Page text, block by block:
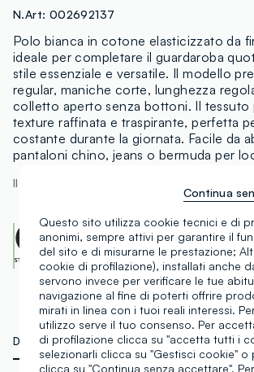
N.Art: 002692137
Polo bianca in cotone elasticizzato da
ideale per completare il guardaroba
stile essenziale e versatile. Il modello
regular, maniche corte, lunghezza
colletto aperto senza bottoni. Il tessuto
texture raffinata e traspirante, perfetta
costante durante la giornata. Facile da
pantaloni chino, jeans o bermuda per
Il modello è alto 186 cm ed indossa una L
OEKO-TEX class I
CENTROCOT:0906991.O
Scopri di più
DETTAGLI TECNICI MATERIALI E
Questo sito utilizza cookie tecnici e di
anonimi, sempre attivi per garantire il
del sito e di misurarne le prestazione;
cookie di profilazione), installati anche
servono invece per verificare le tue
navigazione al fine di poterti offrire
mirati in linea con i tuoi reali interessi.
utilizzo serve il tuo consenso. Per
di profilazione clicca su "accetta tutti i
selezionarli clicca su "Gestisci cookie" o
clicca su "Continua senza accettare".
Continua